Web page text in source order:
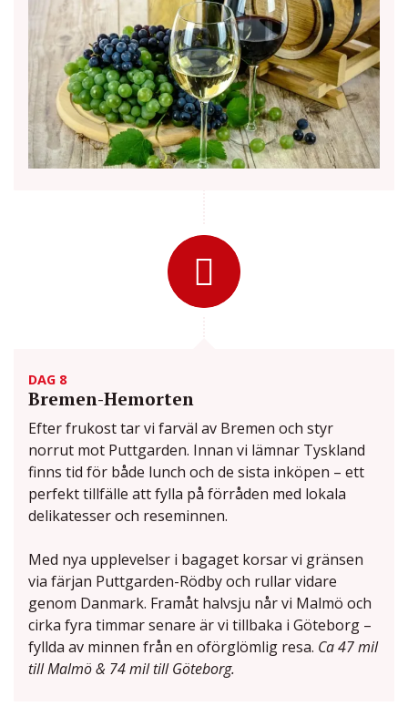
DAG 8
Bremen-Hemorten
Efter frukost tar vi farväl av Bremen och styr
norrut mot Puttgarden. Innan vi lämnar Tyskland
finns tid för både lunch och de sista inköpen – ett
perfekt tillfälle att fylla på förråden med lokala
delikatesser och reseminnen.
Med nya upplevelser i bagaget korsar vi gränsen
via färjan Puttgarden-Rödby och rullar vidare
genom Danmark. Framåt halvsju når vi Malmö och
cirka fyra timmar senare är vi tillbaka i Göteborg –
fyllda av minnen från en oförglömlig resa. Ca 47 mil
till Malmö & 74 mil till Göteborg.